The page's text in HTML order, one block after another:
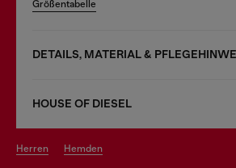
Größentabelle
DETAILS, MATERIAL &
HOUSE OF DIESEL
herren hemden